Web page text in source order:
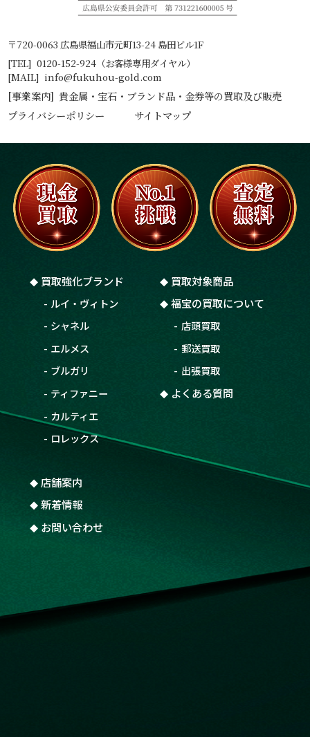
〒720-0063 広島県福山市元町13-24 島田ビル1F
[TEL] 0120-152-924（お客様専用ダイヤル）
[MAIL] info@fukuhou-gold.com
[事業案内] 貴金属・宝石 ・ ブランド品・ 金券等の買取及び販売
プライバシーポリシー
サイトマップ
買取強化ブランド
ルイ・ヴィトン
シャネル
エルメス
ブルガリ
ティファニー
カルティエ
ロレックス
買取対象商品
福宝の買取について
店頭買取
郵送買取
出張買取
よくある質問
店舗案内
新着情報
お問い合わせ